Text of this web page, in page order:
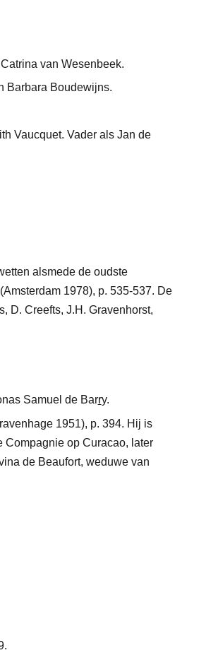
van Wesenbeek.
Barbara Boudewijns.
Vaucquet. Vader als Jan de
alsmede de oudste
1978), p. 535-537. De
D. Creefts, J.H. Gravenhorst,
Samuel de Barry.
1951), p. 394. Hij is
Compagnie op Curacao, later
de Beaufort, weduwe van